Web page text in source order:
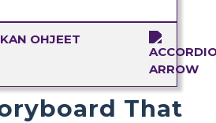
OHJEET
That